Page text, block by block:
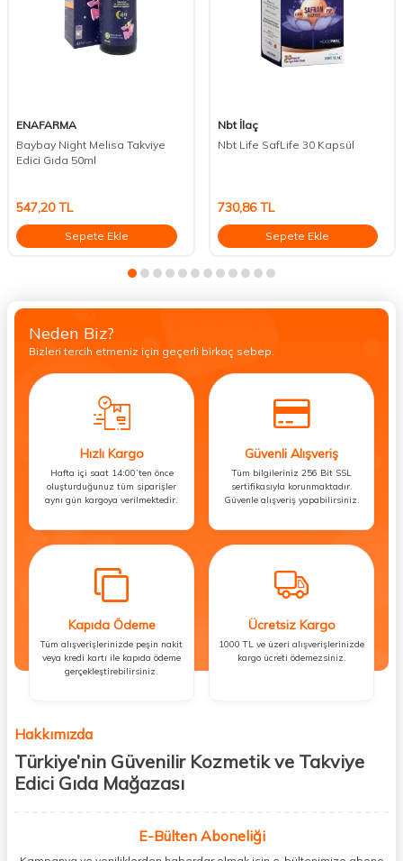
ENAFARMA
Baybay Night Melisa Takviye
Edici Gıda 50ml
547,20TL
Sepete Ekle
Nbt İlaç
Nbt Life SafLife 30 Kapsül
730,86TL
Sepete Ekle
Neden Biz?
Bizleri tercih etmeniz için geçerli birkaç sebep.
Hızlı Kargo
Hafta içi saat 14:00’ten önce
oluşturduğunuz tüm siparişler
aynı gün kargoya verilmektedir.
Güvenli Alışveriş
Tüm bilgileriniz 256 Bit SSL
sertifikasıyla korunmaktadır.
Güvenle alışveriş yapabilirsiniz.
Kapıda Ödeme
Tüm alışverişlerinizde peşin nakit
veya kredi kartı ile kapıda ödeme
gerçekleştirebilirsiniz.
Ücretsiz Kargo
1000 TL ve üzeri alışverişlerinizde
kargo ücreti ödemezsiniz.
Hakkımızda
Türkiye’nin Güvenilir Kozmetik ve Takviye
Edici Gıda Mağazası
kişisel bakım hem de takviye edici gıda ürünlerini sizlerle
buluşturuyoruz. Artık mağaza mağaza dolaşmanıza gerek yok;
E-Bülten Aboneliği